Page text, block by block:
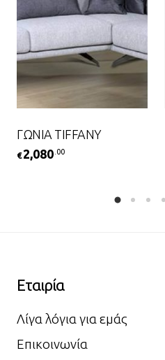
ΓΩΝΙΑ TIFFANY
€2,080 .00
Εταιρία
Λίγα λόγια για εμάς
Επικοινωνία